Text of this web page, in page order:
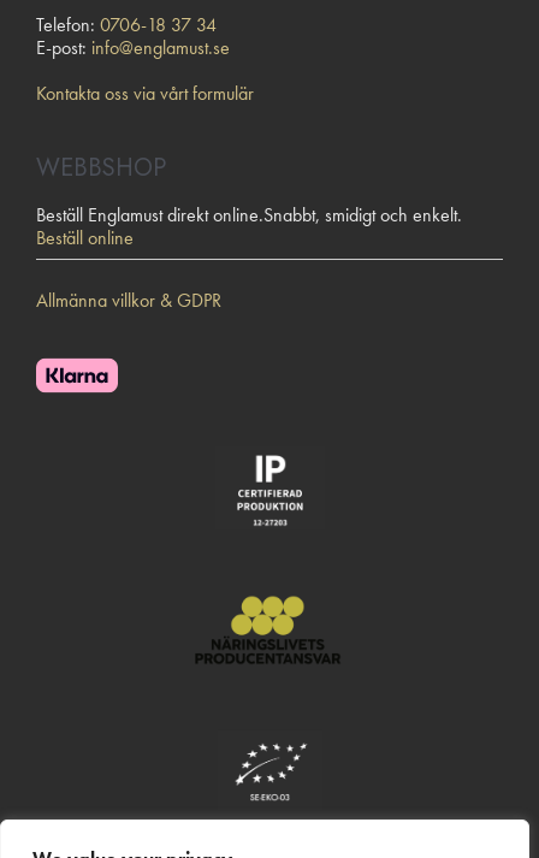
Telefon: 0706-18 37 34
E-post: info@englamust.se
Kontakta oss via vårt formulär
WEBBSHOP
Beställ Englamust direkt online.Snabbt, smidigt och enkelt.
Beställ online
Allmänna villkor & GDPR